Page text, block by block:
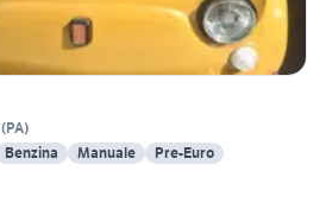
(PA)
Benzina Manuale Pre-Euro